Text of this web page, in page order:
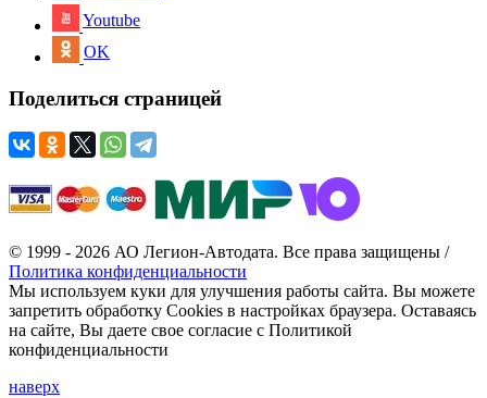
Youtube
OK
Поделиться страницей
© 1999 - 2026 АО Легион-Автодата. Все права защищены /
Политика конфиденциальности
Мы используем куки для улучшения работы сайта. Вы можете
запретить обработку Cookies в настройках браузера. Оставаясь
на сайте, Вы даете свое согласие с Политикой
конфиденциальности
наверх